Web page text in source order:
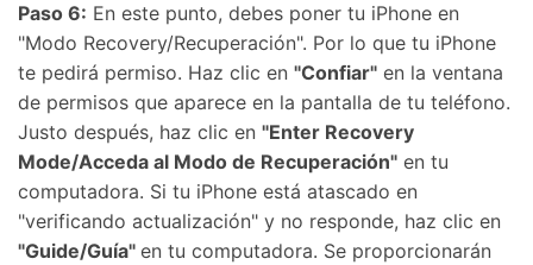
Paso 6: En este punto, debes poner tu iPhone en
"Modo Recovery/Recuperación". Por lo que tu iPhone
te pedirá permiso. Haz clic en "Confiar" en la ventana
de permisos que aparece en la pantalla de tu teléfono.
Justo después, haz clic en "Enter Recovery
Mode/Acceda al Modo de Recuperación" en tu
computadora. Si tu iPhone está atascado en
"verificando actualización" y no responde, haz clic en
"Guide/Guía" en tu computadora. Se proporcionarán